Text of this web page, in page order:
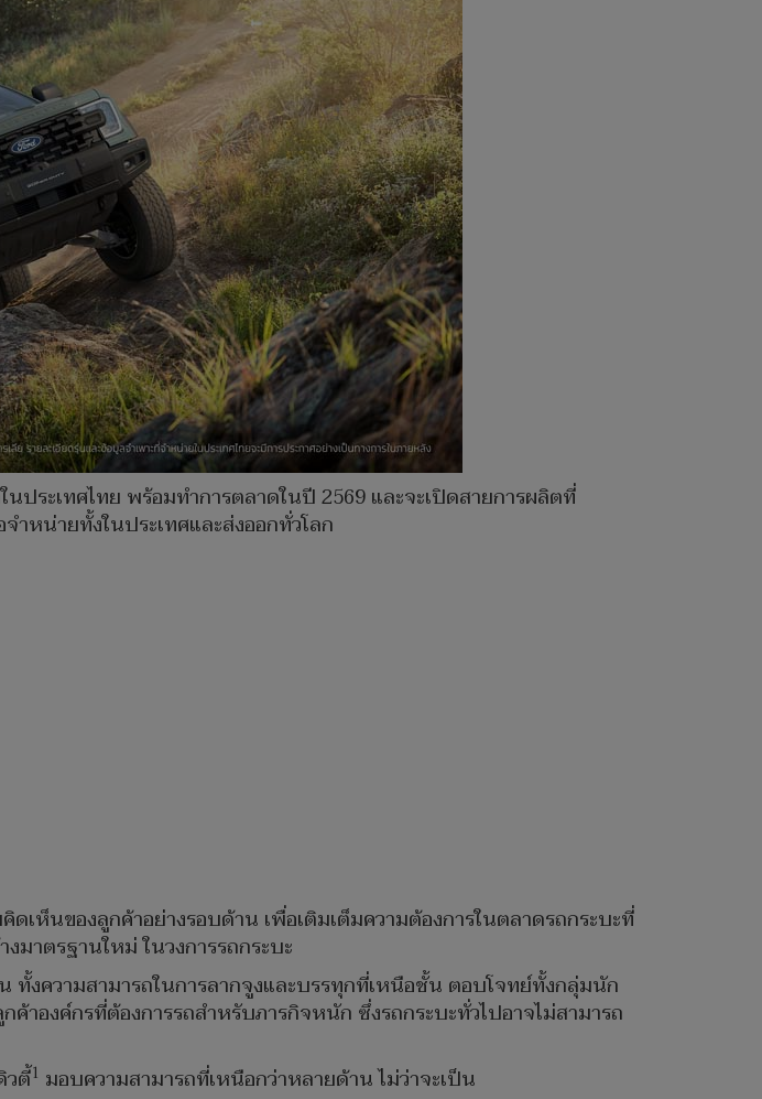
ประเทศไทย พร้อมทำการตลาดในปี 2569 และจะเปิดสายการผลิตที่
ำหน่ายทั้งในประเทศและส่งออกทั่วโลก
เห็นของลูกค้าอย่างรอบด้าน เพื่อเติมเต็มความต้องการในตลาดรถกระบะที่
าตรฐานใหม่ ในวงการรถกระบะ
ทั้งความสามารถในการลากจูงและบรรทุกที่เหนือชั้น ตอบโจทย์ทั้งกลุ่มนัก
าองค์กรที่ต้องการรถสำหรับภารกิจหนัก ซึ่งรถกระบะทั่วไปอาจไม่สามารถ
วตี้1 มอบความสามารถที่เหนือกว่าหลายด้าน ไม่ว่าจะเป็น